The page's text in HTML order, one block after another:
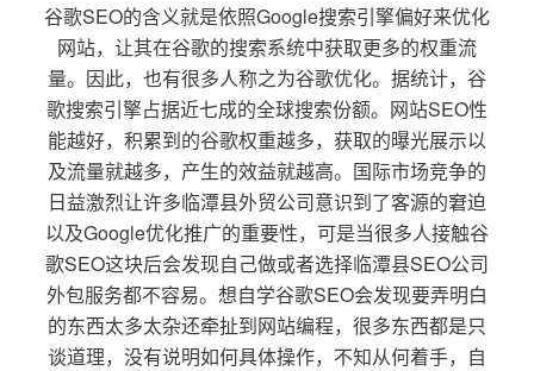
谷歌SEO的含义就是依照Google搜索引擎偏好来优化
网站，让其在谷歌的搜索系统中获取更多的权重流
量。因此，也有很多人称之为谷歌优化。据统计，谷
歌搜索引擎占据近七成的全球搜索份额。网站SEO性
能越好，积累到的谷歌权重越多，获取的曝光展示以
及流量就越多，产生的效益就越高。国际市场竞争的
日益激烈让许多临潭县外贸公司意识到了客源的窘迫
以及Google优化推广的重要性，可是当很多人接触谷
歌SEO这块后会发现自己做或者选择临潭县SEO公司
外包服务都不容易。想自学谷歌SEO会发现要弄明白
的东西太多太杂还牵扯到网站编程，很多东西都是只
谈道理，没有说明如何具体操作，不知从何着手，自